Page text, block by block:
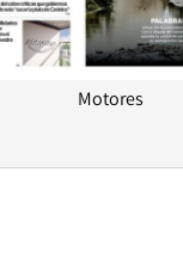
Motores